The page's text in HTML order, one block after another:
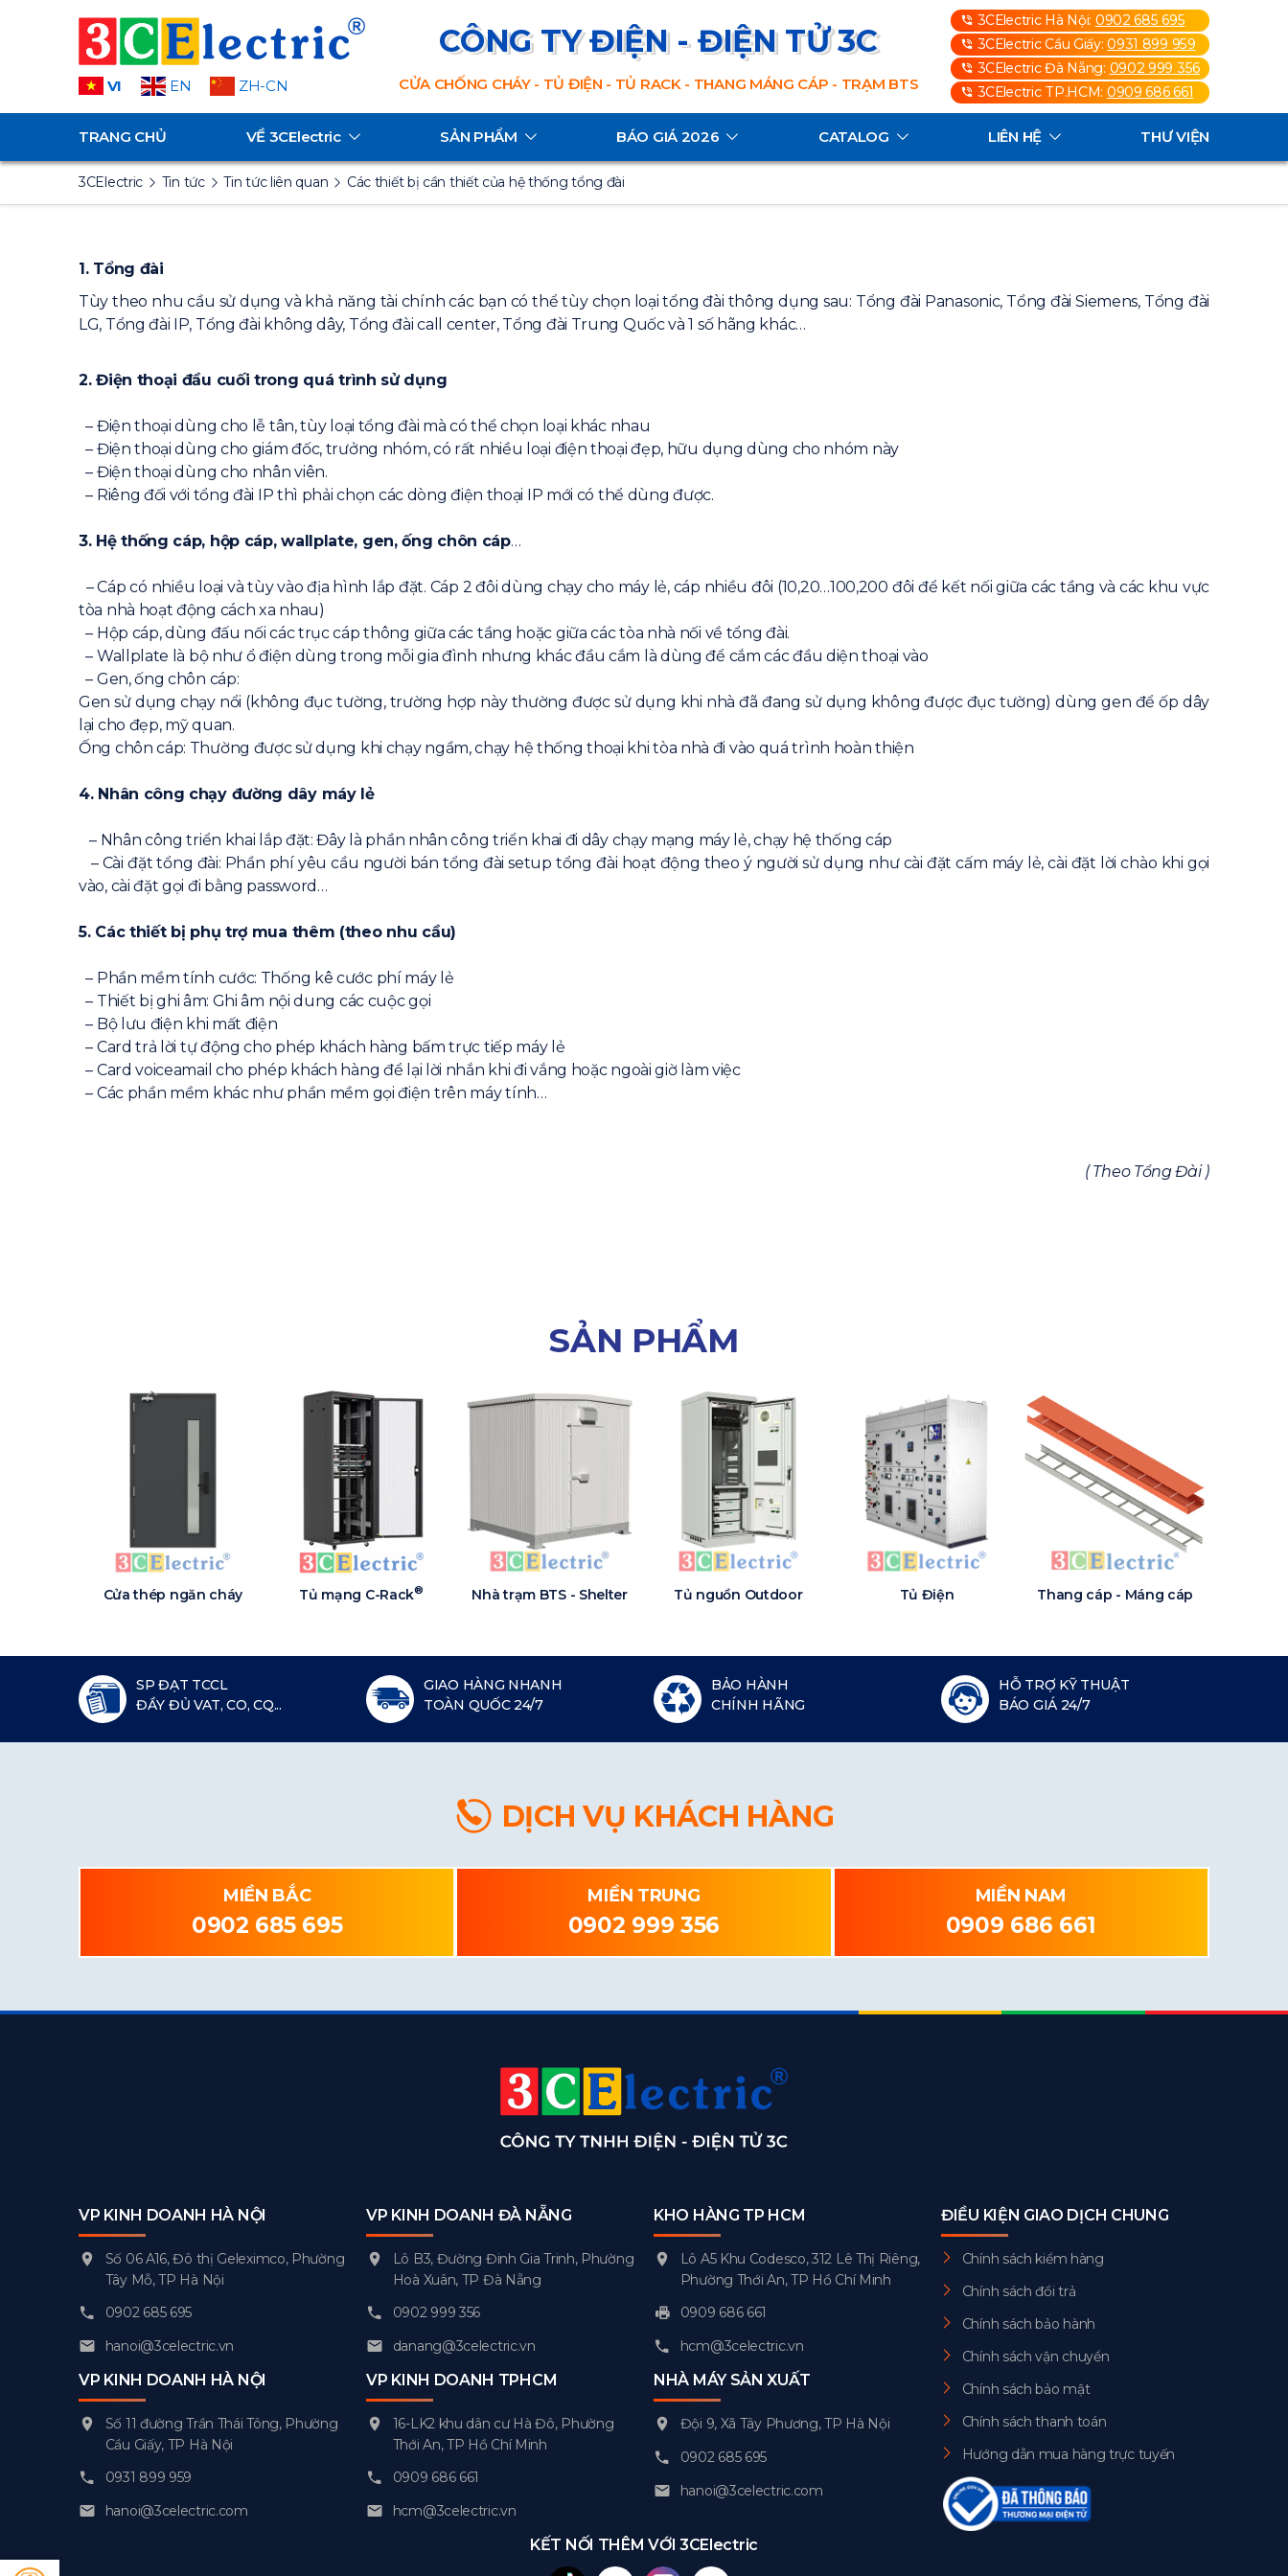
VI EN ZH-CN
CÔNG TY ĐIỆN - ĐIỆN TỬ 3C
CỬA CHỐNG CHÁY - TỦ ĐIỆN - TỦ RACK - THANG MÁNG CÁP - TRẠM BTS
3CElectric Hà Nội: 0902 685 695
3CElectric Cầu Giấy:0931 899 959
3CElectric Đà Nẵng: 0902 999 356
3CElectric TP.HCM: 0909 686 661
TRANG CHỦ VỀ 3CElectric SẢN PHẨM BÁO GIÁ 2026 CATALOG LIÊN HỆ THƯ VIỆN
3CElectric Tin tức Tin tức liên quan Các thiết bị cần thiết của hệ thống tổng đài
1. Tổng đài
Tùy theo nhu cầu sử dụng và khả năng tài chính các bạn có thể tùy chọn loại tổng đài thông dụng sau: Tổng đài Panasonic, Tổng đài Siemens, Tổng đài
LG, Tổng đài IP, Tổng đài không dây, Tổng đài call center, Tổng đài Trung Quốc và 1 số hãng khác…
2. Điện thoại đầu cuối trong quá trình sử dụng
– Điện thoại dùng cho lễ tân, tùy loại tổng đài mà có thể chọn loại khác nhau
– Điện thoại dùng cho giám đốc, trưởng nhóm, có rất nhiều loại điện thoại đẹp, hữu dụng dùng cho nhóm này
– Điện thoại dùng cho nhân viên.
– Riêng đối với tổng đài IP thì phải chọn các dòng điện thoại IP mới có thể dùng được.
3. Hệ thống cáp, hộp cáp, wallplate, gen, ống chôn cáp…
– Cáp có nhiều loại và tùy vào địa hình lắp đặt. Cáp 2 đôi dùng chạy cho máy lẻ, cáp nhiều đôi (10,20…100,200 đôi để kết nối giữa các tầng và các khu vực
tòa nhà hoạt động cách xa nhau)
– Hộp cáp, dùng đấu nối các trục cáp thông giữa các tầng hoặc giữa các tòa nhà nối về tổng đài.
– Wallplate là bộ như ổ điện dùng trong mỗi gia đình nhưng khác đầu cắm là dùng để cắm các đầu diện thoại vào
– Gen, ống chôn cáp:
Gen sử dụng chạy nổi (không đục tường, trường hợp này thường được sử dụng khi nhà đã đang sử dụng không được đục tường) dùng gen để ốp dây
lại cho đẹp, mỹ quan.
Ống chôn cáp: Thường được sử dụng khi chạy ngầm, chạy hệ thống thoại khi tòa nhà đi vào quá trình hoàn thiện
4. Nhân công chạy đường dây máy lẻ
– Nhân công triển khai lắp đặt: Đây là phần nhân công triển khai đi dây chạy mạng máy lẻ, chạy hệ thống cáp
– Cài đặt tổng đài: Phần phí yêu cầu người bán tổng đài setup tổng đài hoạt động theo ý người sử dụng như cài đặt cấm máy lẻ, cài đặt lời chào khi gọi
vào, cài đặt gọi đi bằng password…
5. Các thiết bị phụ trợ mua thêm (theo nhu cầu)
– Phần mềm tính cước: Thống kê cước phí máy lẻ
– Thiết bị ghi âm: Ghi âm nội dung các cuộc gọi
– Bộ lưu điện khi mất điện
– Card trả lời tự động cho phép khách hàng bấm trực tiếp máy lẻ
– Card voiceamail cho phép khách hàng để lại lời nhắn khi đi vắng hoặc ngoài giờ làm việc
– Các phần mềm khác như phần mềm gọi điện trên máy tính…
( Theo Tổng Đài )
SẢN PHẨM
Cửa thép ngăn cháy Tủ mạng C-Rack® Nhà trạm BTS - Shelter Tủ nguồn Outdoor Tủ Điện Thang cáp - Máng cáp
SP ĐẠT TCCL
ĐẦY ĐỦ VAT, CO, CQ...
GIAO HÀNG NHANH
TOÀN QUỐC 24/7
BẢO HÀNH
CHÍNH HÃNG
HỖ TRỢ KỸ THUẬT
BÁO GIÁ 24/7
DỊCH VỤ KHÁCH HÀNG
MIỀN BẮC
0902 685 695
MIỀN TRUNG
0902 999 356
MIỀN NAM
0909 686 661
VP KINH DOANH HÀ NỘI
Số 06 A16, Đô thị Geleximco, Phường
Tây Mỗ, TP Hà Nội
0902 685 695
hanoi@3celectric.vn
VP KINH DOANH HÀ NỘI
Số 11 đường Trần Thái Tông, Phường
Cầu Giấy, TP Hà Nội
0931 899 959
hanoi@3celectric.com
VP KINH DOANH ĐÀ NẴNG
Lô B3, Đường Đinh Gia Trinh, Phường
Hoà Xuân, TP Đà Nẵng
0902 999 356
danang@3celectric.vn
VP KINH DOANH TPHCM
16-LK2 khu dân cư Hà Đô, Phường
Thới An, TP Hồ Chí Minh
0909 686 661
hcm@3celectric.vn
KHO HÀNG TP HCM
Lô A5 Khu Codesco, 312 Lê Thị Riêng,
Phường Thới An, TP Hồ Chí Minh
0909 686 661
hcm@3celectric.vn
NHÀ MÁY SẢN XUẤT
Đội 9, Xã Tây Phương, TP Hà Nội
0902 685 695
hanoi@3celectric.com
ĐIỀU KIỆN GIAO DỊCH CHUNG
Chính sách kiểm hàng
Chính sách đổi trả
Chính sách bảo hành
Chính sách vận chuyển
Chính sách bảo mật
Chính sách thanh toán
Hướng dẫn mua hàng trực tuyến
KẾT NỐI THÊM VỚI 3CElectric